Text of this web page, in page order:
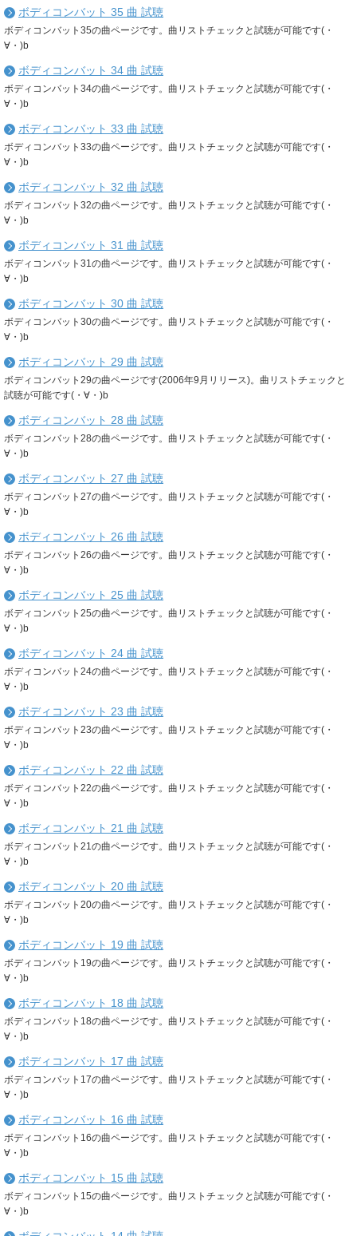
ボディコンバット 35 曲 試聴
ボディコンバット35の曲ページです。曲リストチェックと試聴が可能です(・
∀・)b
ボディコンバット 34 曲 試聴
ボディコンバット34の曲ページです。曲リストチェックと試聴が可能です(・
∀・)b
ボディコンバット 33 曲 試聴
ボディコンバット33の曲ページです。曲リストチェックと試聴が可能です(・
∀・)b
ボディコンバット 32 曲 試聴
ボディコンバット32の曲ページです。曲リストチェックと試聴が可能です(・
∀・)b
ボディコンバット 31 曲 試聴
ボディコンバット31の曲ページです。曲リストチェックと試聴が可能です(・
∀・)b
ボディコンバット 30 曲 試聴
ボディコンバット30の曲ページです。曲リストチェックと試聴が可能です(・
∀・)b
ボディコンバット 29 曲 試聴
ボディコンバット29の曲ページです(2006年9月リリース)。曲リストチェックと
試聴が可能です(・∀・)b
ボディコンバット 28 曲 試聴
ボディコンバット28の曲ページです。曲リストチェックと試聴が可能です(・
∀・)b
ボディコンバット 27 曲 試聴
ボディコンバット27の曲ページです。曲リストチェックと試聴が可能です(・
∀・)b
ボディコンバット 26 曲 試聴
ボディコンバット26の曲ページです。曲リストチェックと試聴が可能です(・
∀・)b
ボディコンバット 25 曲 試聴
ボディコンバット25の曲ページです。曲リストチェックと試聴が可能です(・
∀・)b
ボディコンバット 24 曲 試聴
ボディコンバット24の曲ページです。曲リストチェックと試聴が可能です(・
∀・)b
ボディコンバット 23 曲 試聴
ボディコンバット23の曲ページです。曲リストチェックと試聴が可能です(・
∀・)b
ボディコンバット 22 曲 試聴
ボディコンバット22の曲ページです。曲リストチェックと試聴が可能です(・
∀・)b
ボディコンバット 21 曲 試聴
ボディコンバット21の曲ページです。曲リストチェックと試聴が可能です(・
∀・)b
ボディコンバット 20 曲 試聴
ボディコンバット20の曲ページです。曲リストチェックと試聴が可能です(・
∀・)b
ボディコンバット 19 曲 試聴
ボディコンバット19の曲ページです。曲リストチェックと試聴が可能です(・
∀・)b
ボディコンバット 18 曲 試聴
ボディコンバット18の曲ページです。曲リストチェックと試聴が可能です(・
∀・)b
ボディコンバット 17 曲 試聴
ボディコンバット17の曲ページです。曲リストチェックと試聴が可能です(・
∀・)b
ボディコンバット 16 曲 試聴
ボディコンバット16の曲ページです。曲リストチェックと試聴が可能です(・
∀・)b
ボディコンバット 15 曲 試聴
ボディコンバット15の曲ページです。曲リストチェックと試聴が可能です(・
∀・)b